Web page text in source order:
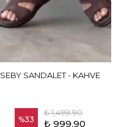
SEBY SANDALET - KAHVE
%33
₺ 1,499.90
₺ 999.90